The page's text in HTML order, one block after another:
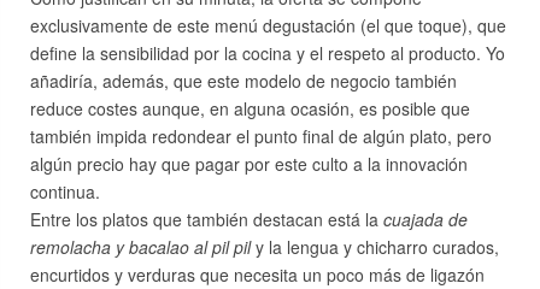
exclusivamente de este menú degustación (el que toque), que
define la sensibilidad por la cocina y el respeto al producto. Yo
añadiría, además, que este modelo de negocio también
reduce costes aunque, en alguna ocasión, es posible que
también impida redondear el punto final de algún plato, pero
algún precio hay que pagar por este culto a la innovación
continua.
Entre los platos que también destacan está la cuajada de
remolacha y bacalao al pil pily la lengua y chicharro curados,
encurtidos y verduras que necesita un poco más de ligazón